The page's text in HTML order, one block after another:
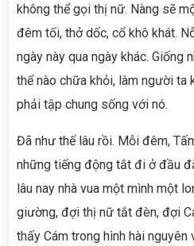
không thể gọi thị nữ. Nàng sẽ
đêm tối, thở dốc, cổ khô khát.
ngày này qua ngày khác. Giống
thể nào chữa khỏi, làm người
phải tập chung sống với nó.
Đã như thế lâu rồi. Mỗi đêm,
những tiếng động tắt đi ở đầu
lâu nay nhà vua một mình một
giường, đợi thị nữ tắt đèn, đợi
thấy Cám trong hình hài nguyên